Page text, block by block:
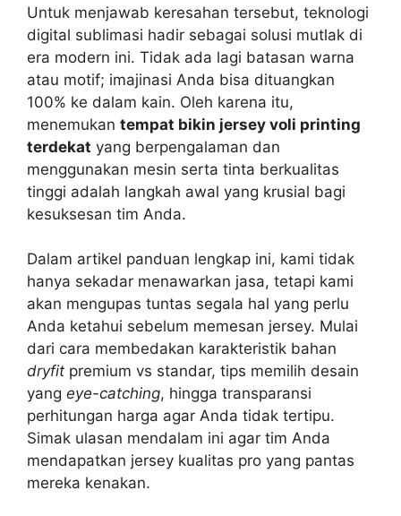
Untuk menjawab keresahan tersebut, teknologi
digital sublimasi hadir sebagai solusi mutlak di
era modern ini. Tidak ada lagi batasan warna
atau motif; imajinasi Anda bisa dituangkan
100% ke dalam kain. Oleh karena itu,
menemukan tempat bikin jersey voli printing
terdekat yang berpengalaman dan
menggunakan mesin serta tinta berkualitas
tinggi adalah langkah awal yang krusial bagi
kesuksesan tim Anda.
Dalam artikel panduan lengkap ini, kami tidak
hanya sekadar menawarkan jasa, tetapi kami
akan mengupas tuntas segala hal yang perlu
Anda ketahui sebelum memesan jersey. Mulai
dari cara membedakan karakteristik bahan
dryfit premium vs standar, tips memilih desain
yang eye-catching, hingga transparansi
perhitungan harga agar Anda tidak tertipu.
Simak ulasan mendalam ini agar tim Anda
mendapatkan jersey kualitas pro yang pantas
mereka kenakan.